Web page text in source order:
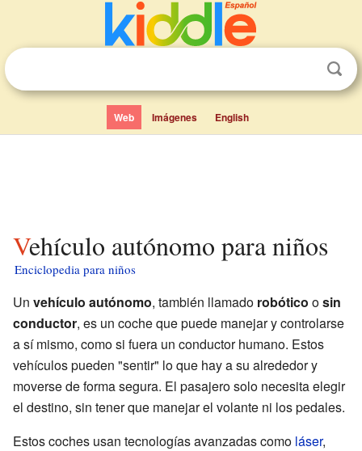
Web Imágenes English
Vehículo autónomo para niños
Enciclopedia para niños
Un vehículo autónomo, también llamado robótico osin
conductor, es un coche que puede manejar y controlarse
a sí mismo, como si fuera un conductor humano. Estos
vehículos pueden "sentir" lo que hay a su alrededor y
moverse de forma segura. El pasajero solo necesita elegir
el destino, sin tener que manejar el volante ni los pedales.
Estos coches usan tecnologías avanzadas como láser,